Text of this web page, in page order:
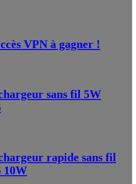
VPN à gagner !
sans fil 5W
rapide sans fil
10W